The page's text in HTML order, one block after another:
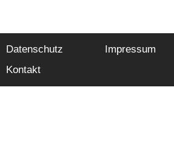
Datenschutz
Impressum
Kontakt